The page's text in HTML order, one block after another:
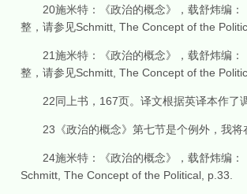
20施米特：《政治的概念》，载舒炜编：
整，请参见Schmitt, The Concept of the
21施米特：《政治的概念》，载舒炜编：
整，请参见Schmitt, The Concept of the
22同上书，167页。译文根据英译本作了
23《政治的概念》第七节是个例外，我将
24施米特：《政治的概念》，载舒炜编：
Schmitt, The Concept of the Political, p.33.